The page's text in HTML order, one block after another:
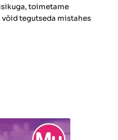
toimetame
tegutseda mistahes